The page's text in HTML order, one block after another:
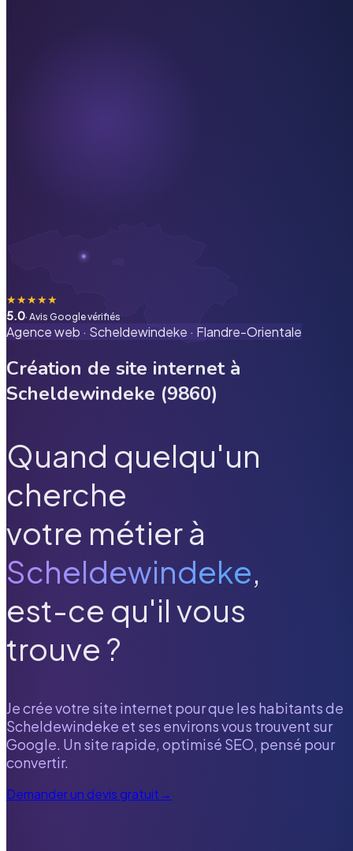
★★★★★
5.0· Avis Google vérifiés
Agence web · Scheldewindeke · Flandre-Orientale
Création de site internet à
Scheldewindeke (9860)
Quand quelqu'un
cherche
votre métier à
Scheldewindeke,
est-ce qu'il vous
trouve ?
Je crée votre site internet pour que les habitants de
Scheldewindeke et ses environs vous trouvent sur
Google. Un site rapide, optimisé SEO, pensé pour
convertir.
Demander un devis gratuit→